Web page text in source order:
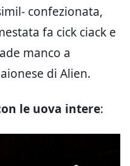
confezionata,
fa cick ciack e
manco a
di Alien.
le uova intere: